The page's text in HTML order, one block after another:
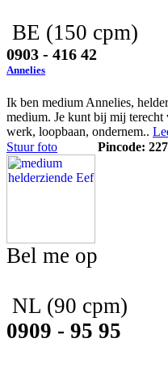
BE (150 cpm)
0903 - 416 42
Annelies
Ik ben medium Annelies,
medium. Je kunt bij mij
werk, loopbaan, ondernem..
Stuur foto
Pincode:
Bel me op
NL (90 cpm)
0909 - 95 95